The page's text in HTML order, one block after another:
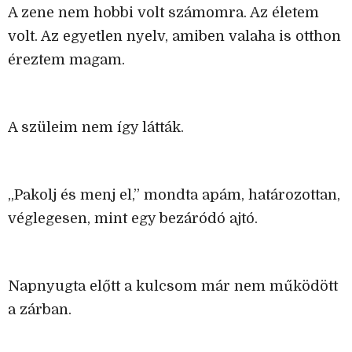
A zene nem hobbi volt számomra. Az életem
volt. Az egyetlen nyelv, amiben valaha is otthon
éreztem magam.
A szüleim nem így látták.
„Pakolj és menj el,” mondta apám, határozottan,
véglegesen, mint egy bezáródó ajtó.
Napnyugta előtt a kulcsom már nem működött
a zárban.